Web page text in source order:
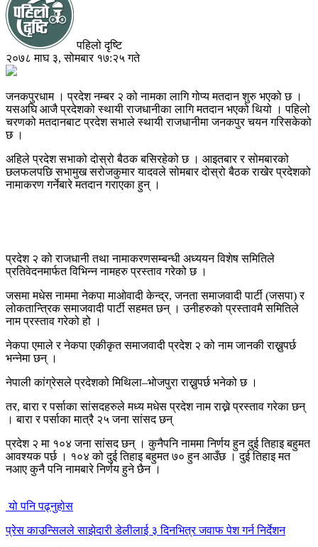
पहिलो दृष्टि
२०७८ माघ ३, सोमबार १७:२५ गते
जनकपुरधाम । प्रदेश नम्बर २ को नामका लागि गोप्य मतदान शुरु भएको छ ।
यसअघि आजै प्रदेशको स्थायी राजधानीका लागि मतदान भएको थियो । पहिलो
चरणको मतदानबाट प्रदेश सभाले स्थायी राजधानीमा जनकपुर चयन गरिसकेको
छ ।
अहिले प्रदेश सभाको दोस्रो बैठक बसिरहेको छ । आइतबार र सोमबारको
छलफलपछि सभामुख सरोजकुमार यादवले सोमबार दोस्रो बैठक राखेर प्रदेशको
नामाकरण गर्नेबारे मतदान गराएका हुन् ।
प्रदेश २ को राजधानी तथा नामाकरणसम्बन्धी अध्ययन विशेष समितिले
प्रतिवेदनमार्फत विभिन्न नामहरु प्रस्ताव गरेको छ ।
जसमा मधेस नाममा नेकपा माओवादी केन्द्र, जनता समाजवादी पार्टी (जसपा) र
लोकतान्त्रिक समाजवादी पार्टी सहमत छन् । उनीहरुको प्रस्तावमै समितिले
नाम प्रस्ताव गरेको हो ।
नेकपा एमाले र नेकपा एकीकृत समाजवादी प्रदेश २ को नाम जानकी राख्नुपर्छ
भन्नेमा छन् ।
नेपाली कांग्रेसले प्रदेशको मिथिला–भोजपुरा राख्नुपर्छ भनेको छ ।
तर, बारा र पर्साका सांसदहरुले मध्य मधेस प्रदेश नाम राख्ने प्रस्ताव गरेका छन्
। बारा र पर्साका मात्रै २५ जना सांसद छन्
प्रदेश २ मा १०४ जना सांसद छन् । कुनैपनि नाममा निर्णय हुन दुई तिहाइ बहुमत
आवश्यक पर्छ । १०४ को दुई तिहाइ बहुमत ७० हुन आउँछ । दुई तिहाइ मत
नआए कुनै पनि नामबारे निर्णय हुने छैन ।
यो पनि पढ्नुहोस
प्रेस काउन्सिलले साझेदारी डेलीलाई ३ दिनभित्र जवाफ पेश गर्न निर्देशन